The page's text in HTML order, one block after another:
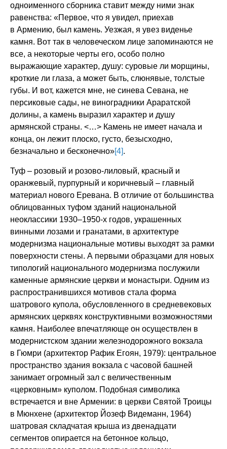
одноименного сборника ставит между ними знак
равенства: «Первое, что я увидел, приехав
в Армению, был камень. Уезжая, я увез виденье
камня. Вот так в человеческом лице запоминаются не
все, а некоторые черты его, особо полно
выражающие характер, душу: суровые ли морщины,
кроткие ли глаза, а может быть, слюнявые, толстые
губы. И вот, кажется мне, не синева Севана, не
персиковые сады, не виноградники Араратской
долины, а камень выразил характер и душу
армянской страны. <…> Камень не имеет начала и
конца, он лежит плоско, густо, безысходно,
безначально и бесконечно»[4].
Туф – розовый и розово-лиловый, красный и
оранжевый, пурпурный и коричневый – главный
материал нового Еревана. В отличие от большинства
облицованных туфом зданий национальной
неоклассики 1930–1950-х годов, украшенных
винными лозами и гранатами, в архитектуре
модернизма национальные мотивы выходят за рамки
поверхности стены. А первыми образцами для новых
типологий национального модернизма послужили
каменные армянские церкви и монастыри. Одним из
распространившихся мотивов стала форма
шатрового купола, обусловленного в средневековых
армянских церквях конструктивными возможностями
камня. Наиболее впечатляюще он осуществлен в
модернистском здании железнодорожного вокзала
в Гюмри (архитектор Рафик Егоян, 1979): центральное
пространство здания вокзала с часовой башней
занимает огромный зал с величественным
«церковным» куполом. Подобная символика
встречается и вне Армении: в церкви Святой Троицы
в Мюнхене (архитектор Йозеф Видеманн, 1964)
шатровая складчатая крыша из двенадцати
сегментов опирается на бетонное кольцо,